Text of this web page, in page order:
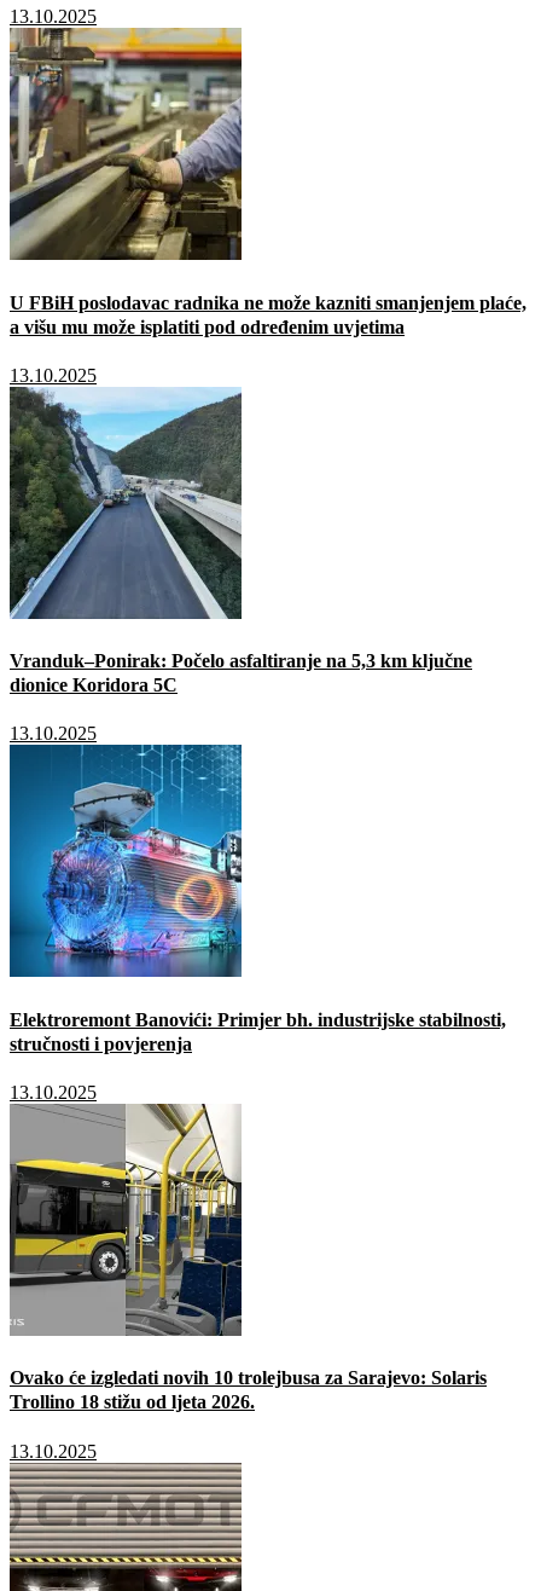
13.10.2025
U FBiH poslodavac radnika ne može kazniti smanjenjem plaće,
a višu mu može isplatiti pod određenim uvjetima
13.10.2025
Vranduk–Ponirak: Počelo asfaltiranje na 5,3 km ključne
dionice Koridora 5C
13.10.2025
Elektroremont Banovići: Primjer bh. industrijske stabilnosti,
stručnosti i povjerenja
13.10.2025
Ovako će izgledati novih 10 trolejbusa za Sarajevo: Solaris
Trollino 18 stižu od ljeta 2026.
13.10.2025